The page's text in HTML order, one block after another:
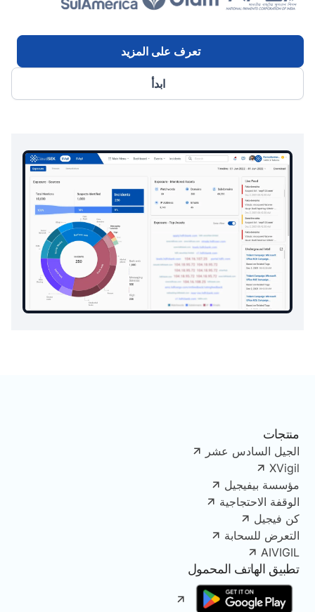
ابدأ
تعرف على المزيد
منتجات
الجيل السادس عشر
XVigil
مؤسسة بيفيجيل
الوقفة الاحتجاجية
كن فيجيل
التعرض للسحابة
AIVIGIL
تطبيق الهاتف المحمول